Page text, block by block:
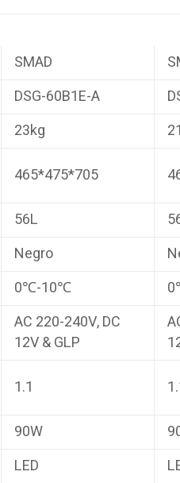
SMAD
DSG-60B1E-A
23kg
465*475*705
56L
Negro
0℃-10℃
AC 220-240V, DC
12V & GLP
1.1
90W
LED